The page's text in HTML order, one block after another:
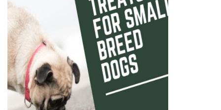
Kuinka valita koiran herkkuja
pienirotuisille koirille
9,2026